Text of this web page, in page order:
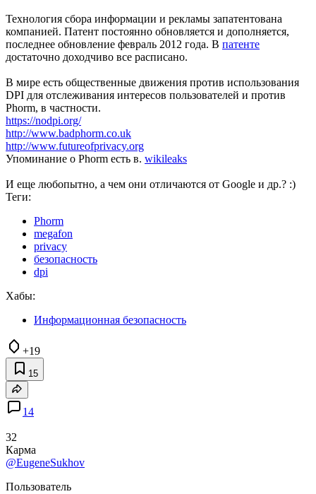
Технология сбора информации и рекламы запатентована
компанией. Патент постоянно обновляется и дополняется,
последнее обновление февраль 2012 года. В патенте
достаточно доходчиво все расписано.
В мире есть общественные движения против использования
DPI для отслеживания интересов пользователей и против
Phorm, в частности.
https://nodpi.org/
http://www.badphorm.co.uk
http://www.futureofprivacy.org
Упоминание о Phorm есть в. wikileaks
И еще любопытно, а чем они отличаются от Google и др.? :)
Теги:
Phorm
megafon
privacy
безопасность
dpi
Хабы:
Информационная безопасность
+19
15
14
32
Карма
@EugeneSukhov
Пользователь